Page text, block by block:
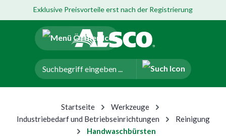
Hauptinhalt springen
Zur Navigation der B2B-Plattform springen
Exklusive Preisvorteile erst nach der Registrierung
Startseite
Werkzeuge
Industriebedarf und Betriebseinrichtungen
Reinigung
Handwaschbürsten